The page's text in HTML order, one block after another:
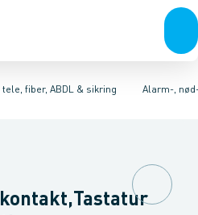
tele, fiber, ABDL & sikring
lampeudtag Forgreningsmateriel
Alarm-,
Kommunikationsteknik/
overvågningssystem